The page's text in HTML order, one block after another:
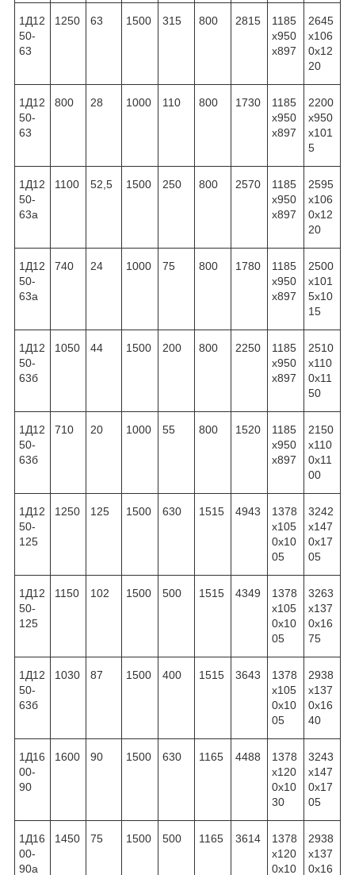
1Д12
50-
63
1250 63 1500 315 800 2815
1185
x950
x897
2645
x106
0x12
20
1Д12
50-
63
800 28 1000 110 800 1730
1185
x950
x897
2200
x950
x101
5
1Д12
50-
63а
1100 52,5 1500 250 800 2570
1185
x950
x897
2595
x106
0x12
20
1Д12
50-
63а
740 24 1000 75 800 1780
1185
x950
x897
2500
x101
5x10
15
1Д12
50-
63б
1050 44 1500 200 800 2250
1185
x950
x897
2510
x110
0x11
50
1Д12
50-
63б
710 20 1000 55 800 1520
1185
x950
x897
2150
x110
0x11
00
1Д12
50-
125
1250 125 1500 630 1515 4943
1378
x105
0x10
05
3242
x147
0x17
05
1Д12
50-
125
1150 102 1500 500 1515 4349
1378
x105
0x10
05
3263
x137
0x16
75
1Д12
50-
63б
1030 87 1500 400 1515 3643
1378
x105
0x10
05
2938
x137
0x16
40
1Д16
00-
90
1600 90 1500 630 1165 4488
1378
x120
0x10
30
3243
x147
0x17
05
1Д16
00-
90а
1450 75 1500 500 1165 3614
1378
x120
0x10
2938
x137
0x16